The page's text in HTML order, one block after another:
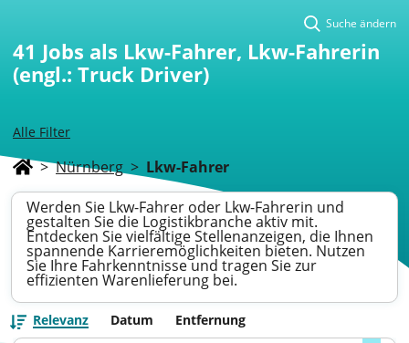
Alle Filter
Suche ändern
41 Jobs als Lkw-Fahrer, Lkw-Fahrerin
(engl.: Truck Driver)
> Nürnberg > Lkw-Fahrer
Werden Sie Lkw-Fahrer oder Lkw-Fahrerin und
gestalten Sie die Logistikbranche aktiv mit.
Entdecken Sie vielfältige Stellenanzeigen, die Ihnen
spannende Karrieremöglichkeiten bieten. Nutzen
Sie Ihre Fahrkenntnisse und tragen Sie zur
effizienten Warenlieferung bei.
Relevanz Datum Entfernung